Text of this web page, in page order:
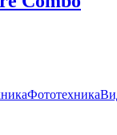
Фототехника